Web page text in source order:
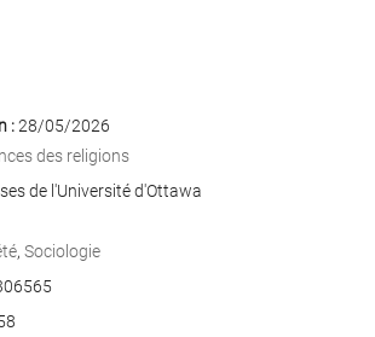
:28/05/2026
des religions
de l'Université d'Ottawa
, Sociologie